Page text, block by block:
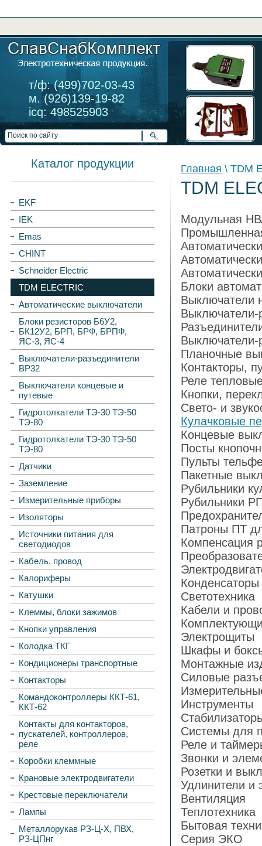
т/ф: (499)702-03-43
м. (926)139-19-82
icq: 498525903
Каталог продукции
EKF
IEK
Emas
CHINT
Schneider Electric
TDM ELECTRIC
Автоматические выключатели
Блоки резисторов Б6У2,
БК12У2, БРП, БРФ, БРПФ,
ЯС-3, ЯС-4
Выключатели-разъединители
ВР32
Выключатели концевые и
путевые
Гидротолкатели ТЭ-30 ТЭ-50
ТЭ-80
Гидротолкатели ТЭ-30 ТЭ-50
ТЭ-80
Датчики
Заземление
Измерительные приборы
Изоляторы
Источники питания для
светодиодов
Кабель, провод
Калориферы
Катушки
Клеммы, блоки зажимов
Кнопки управления
Колодка ТКГ
Кондиционеры транспортные
Контакторы
Командоконтроллеры ККТ-61,
ККТ-62
Контакты для контакторов,
пускателей, контроллеров,
реле
Коробки клеммные
Крановые электродвигатели
Крестовые переключатели
Лампы
Металлорукав РЗ-Ц-Х, ПВХ,
РЗ-ЦПнг
Главная \ TDM
TDM
Модульная
Блоки
Выключатели
Выключатели-
Планочные
Контакторы,
Реле
Кнопки,
Свето- и
Кулачковые
Концевые
Посты
Пульты
Пакетные
Рубильники
Рубильники
Патроны ПТ
Компенсация
Светотехника
Кабели и
Электрощиты
Шкафы и
Монтажные
Силовые
Инструменты
Системы для
Реле и
Звонки и
Розетки и
Удлинители и
Вентиляция
Теплотехника
Бытовая
Серия ЭКО